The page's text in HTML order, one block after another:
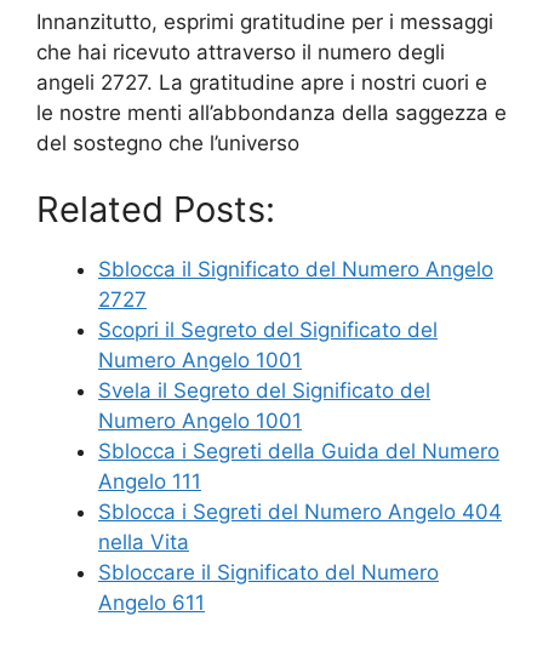
Innanzitutto, esprimi gratitudine per i messaggi
che hai ricevuto attraverso il numero degli
angeli 2727. La gratitudine apre i nostri cuori e
le nostre menti all’abbondanza della saggezza e
del sostegno che l’universo
Related Posts:
Sblocca il Significato del Numero Angelo
2727
Scopri il Segreto del Significato del
Numero Angelo 1001
Svela il Segreto del Significato del
Numero Angelo 1001
Sblocca i Segreti della Guida del Numero
Angelo 111
Sblocca i Segreti del Numero Angelo 404
nella Vita
Sbloccare il Significato del Numero
Angelo 611